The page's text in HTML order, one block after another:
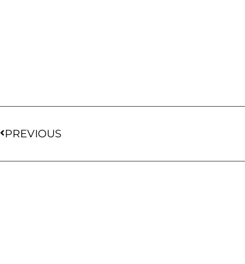
PREVIOUS